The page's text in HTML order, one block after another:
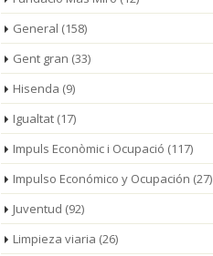
General (158)
Gent gran (33)
Hisenda (9)
Igualtat(17)
Impuls Econòmic i Ocupació (117)
Impulso Económico y Ocupación (27)
Juventud (92)
Limpieza viaria (26)